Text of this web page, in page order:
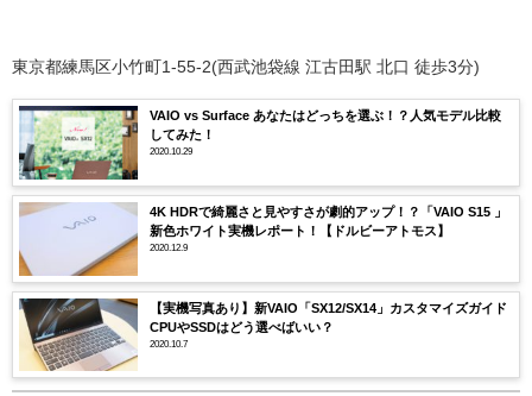
東京都練馬区小竹町1-55-2(西武池袋線 江古田駅 北口 徒歩3分)
VAIO vs Surface あなたはどっちを選ぶ！？人気モデル比較
してみた！
2020.10.29
4K HDRで綺麗さと見やすさが劇的アップ！？「VAIO S15 」
新色ホワイト実機レポート！【ドルビーアトモス】
2020.12.9
【実機写真あり】新VAIO「SX12/SX14」カスタマイズガイド
CPUやSSDはどう選べばいい？
2020.10.7